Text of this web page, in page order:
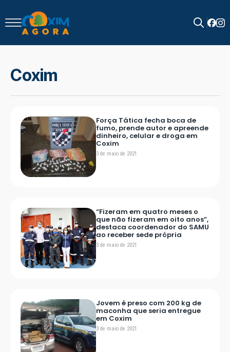
for:
Coxim
Força Tática fecha boca de
fumo, prende autor e apreende
dinheiro, celular e droga em
Coxim
3 de maio de 2021
“Fizeram em quatro meses o
que não fizeram em oito anos”,
destaca coordenador do SAMU
ao receber sede própria
3 de maio de 2021
Jovem é preso com 200 kg de
maconha que seria entregue
em Coxim
3 de maio de 2021